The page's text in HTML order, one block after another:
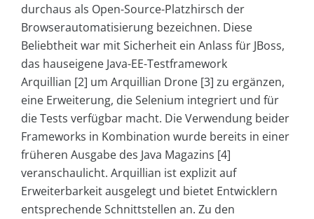
durchaus als Open-Source-Platzhirsch der
Browserautomatisierung bezeichnen. Diese
Beliebtheit war mit Sicherheit ein Anlass für JBoss,
das hauseigene Java-EE-Testframework
Arquillian [2] um Arquillian Drone [3] zu ergänzen,
eine Erweiterung, die Selenium integriert und für
die Tests verfügbar macht. Die Verwendung beider
Frameworks in Kombination wurde bereits in einer
früheren Ausgabe des Java Magazins [4]
veranschaulicht. Arquillian ist explizit auf
Erweiterbarkeit ausgelegt und bietet Entwicklern
entsprechende Schnittstellen an. Zu den